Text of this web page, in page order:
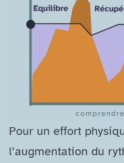
Pour un effort
l’augmentation du